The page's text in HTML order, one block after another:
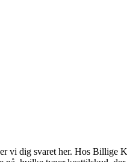
dig svaret her. Hos Billige